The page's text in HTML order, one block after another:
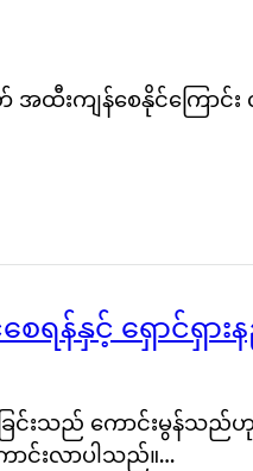
အထီးကျန်စေနိုင်ကြော
ရန်နှင့် ရှောင်ရှား
ခြင်းသည် ကောင်းမွန်
ာင်းလာပါသည်။…